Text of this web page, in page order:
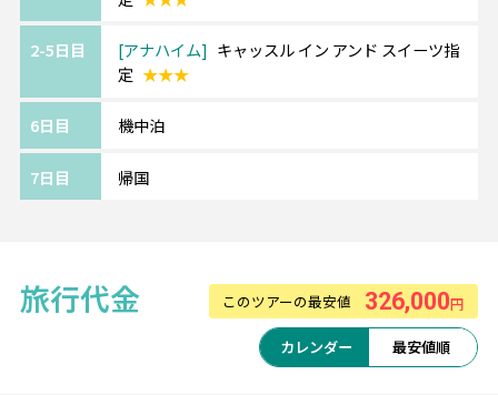
2-5日目 アナハイム
キャッスル イン アンド スイーツ指
定 ★★★
6日目 機中泊
7日目 帰国
旅行代金 このツアーの最安値 326,000円
カレンダー 最安値順